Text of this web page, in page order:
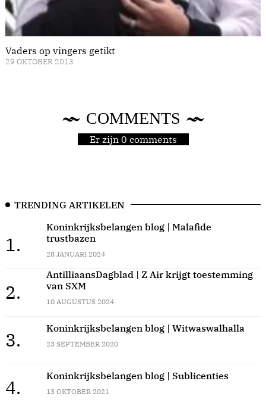
Vaders op vingers getikt
29 OKTOBER 2013
COMMENTS
Er zijn 0 comments
TRENDING ARTIKELEN
1.
Koninkrijksbelangen blog | Malafide
trustbazen
28 JANUARI 2024
2.
AntilliaansDagblad | Z Air krijgt toestemming
van SXM
10 AUGUSTUS 2024
3.
Koninkrijksbelangen blog | Witwaswalhalla
23 SEPTEMBER 2020
4.
Koninkrijksbelangen blog | Sublicenties
13 OKTOBER 2021